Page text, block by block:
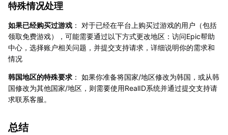
特殊情况处理
如果已经购买过游戏 ： 对于已经在平台上购买过游戏的用户（包括
领取免费游戏），可能需要通过以下方式更改地区：访问Epic帮助
中心，选择账户相关问题，并提交支持请求，详细说明你的需求和
情况
韩国地区的特殊要求 ： 如果你准备将国家/地区修改为韩国，或从韩
国修改为其他国家/地区，则需要使用RealID系统并通过提交支持请
求联系客服。
总结